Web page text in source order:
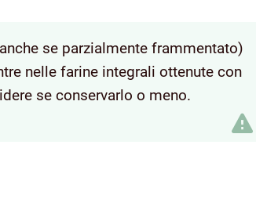
se parzialmente frammentato)
nelle farine integrali ottenute con
se conservarlo o meno.